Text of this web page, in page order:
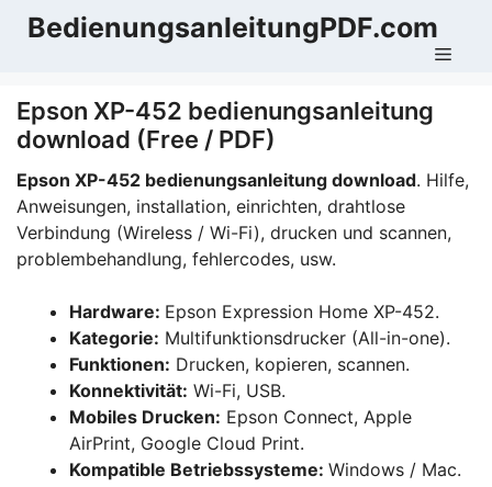
Zum
InhaltBedienungsanleitungPDF.com
Epson XP-452 bedienungsanleitung
download (Free / PDF)
Epson XP-452 bedienungsanleitung download. Hilfe,
Anweisungen, installation, einrichten, drahtlose
Verbindung (Wireless / Wi-Fi), drucken und scannen,
problembehandlung, fehlercodes, usw.
Hardware: Epson Expression Home XP-452.
Kategorie: Multifunktionsdrucker (All-in-one).
Funktionen: Drucken, kopieren, scannen.
Konnektivität: Wi-Fi, USB.
Mobiles Drucken: Epson Connect, Apple
AirPrint, Google Cloud Print.
Kompatible Betriebssysteme: Windows / Mac.